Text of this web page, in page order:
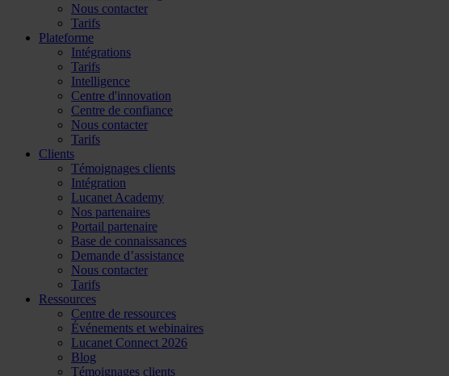
Nous contacter
Tarifs
Plateforme
Intégrations
Tarifs
Intelligence
Centre d'innovation
Centre de confiance
Nous contacter
Tarifs
Clients
Témoignages clients
Intégration
Lucanet Academy
Nos partenaires
Portail partenaire
Base de connaissances
Demande d’assistance
Nous contacter
Tarifs
Ressources
Centre de ressources
Événements et webinaires
Lucanet Connect 2026
Blog
Témoignages clients